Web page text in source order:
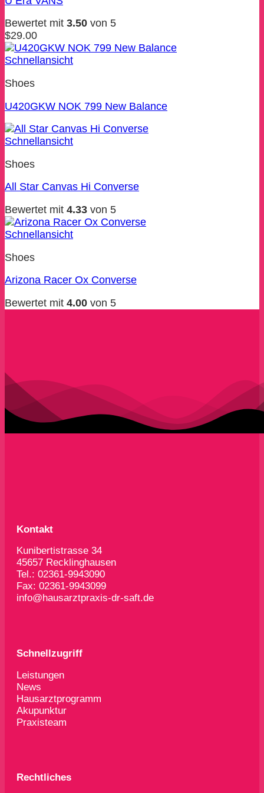
Bewertet mit 3.50 von 5
$29.00
Schnellansicht
Shoes
U420GKW NOK 799 New Balance
Schnellansicht
Shoes
All Star Canvas Hi Converse
Bewertet mit 4.33 von 5
Schnellansicht
Shoes
Arizona Racer Ox Converse
Bewertet mit 4.00 von 5
Kontakt
Kunibertistrasse 34
45657 Recklinghausen
Tel.: 02361-9943090
Fax: 02361-9943099
info@hausarztpraxis-dr-saft.de
Schnellzugriff
Leistungen
News
Hausarztprogramm
Akupunktur
Praxisteam
Rechtliches